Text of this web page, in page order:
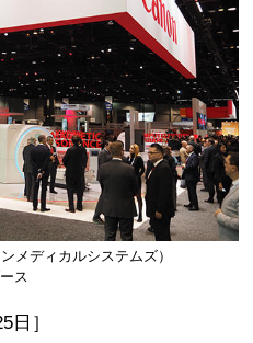
メディカルシステムズ）
ス
日］